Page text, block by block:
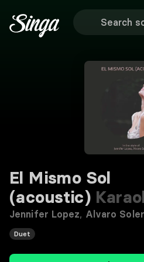
El Mismo Sol
(acoustic)
Jennifer Lopez, Alvaro Soler
Duet